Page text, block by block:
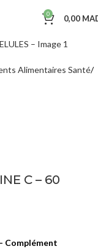
0 0,00
Alimentaires Santé
C – 60
Complément